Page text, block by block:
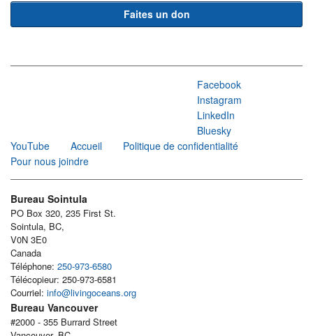
Faites un don
Facebook
Instagram
LinkedIn
Bluesky
YouTube
Accueil
Politique de confidentialité
Pour nous joindre
Bureau Sointula
PO Box 320, 235 First St.
Sointula, BC,
V0N 3E0
Canada
Téléphone: 250-973-6580
Télécopieur: 250-973-6581
Courriel: info@livingoceans.org
Bureau Vancouver
#2000 - 355 Burrard Street